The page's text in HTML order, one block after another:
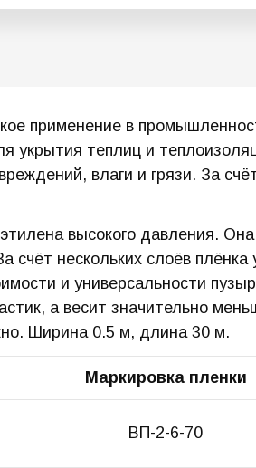
применение в
укрытия теплиц и
влаги и грязи. За
высокого давления.
счёт нескольких слоёв
и универсальности
а весит значительно
Ширина 0.5 м, длина 30 м.
Маркировка пленки
ВП-2-6-70